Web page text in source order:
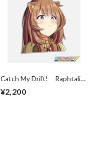
Catch My Drift! Raphtalia
¥2,200